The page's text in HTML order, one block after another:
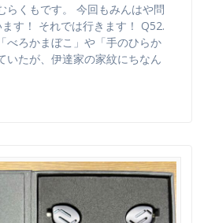
らくもです。 今回もみんはや問
す！ それでは行きます！ Q52.
べろかまぼこ」や「手のひらか
いたが、伊達家の家紋にちなん